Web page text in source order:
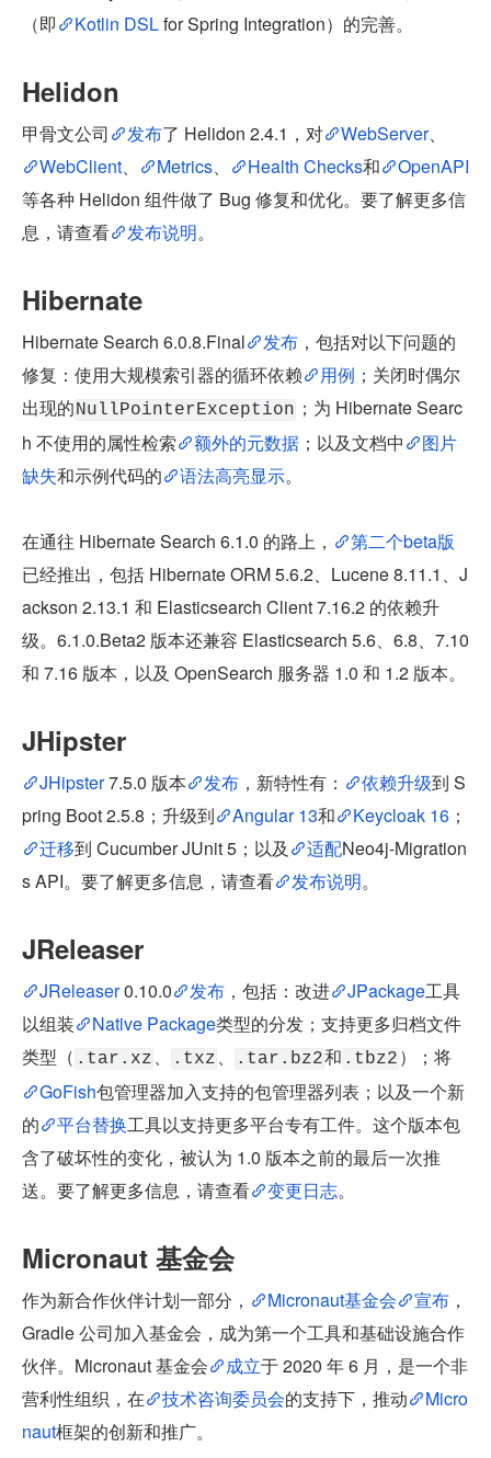
（即
Kotlin DSL for Spring Integration）的完善。
Helidon
甲骨文公司 发布了 Helidon 2.4.1，对 WebServer、
WebClient、 Metrics、 Health Checks和
OpenAPI
等各种 Helidon 组件做了 Bug 修复和优化。要了解更多信
息，请查看
发布说明。
Hibernate
Hibernate Search 6.0.8.Final 发布 ，包括对以下问题的
修复：使用大规模索引器的循环依赖
用例 ；关闭时偶尔
出现的NullPointerException ；为 Hibernate Searc
h 不使用的属性检索
额外的元数据 ；以及文档中
图片
缺失和示例代码的 语法高亮显示。
在通往 Hibernate Search 6.1.0 的路上，
第二个beta版
已经推出，包括 Hibernate ORM 5.6.2、Lucene 8.11.1、J
ackson 2.13.1 和 Elasticsearch Client 7.16.2 的依赖升
级。6.1.0.Beta2 版本还兼容 Elasticsearch 5.6、6.8、7.10
和 7.16 版本，以及 OpenSearch 服务器 1.0 和 1.2 版本。
JHipster
JHipster 7.5.0 版本 发布 ，新特性有： 依赖升级到 S
pring Boot 2.5.8；升级到
Angular 13和 Keycloak 16 ；
迁移到 Cucumber JUnit 5；以及 适配Neo4j-Migration
s API。要了解更多信息，请查看
发布说明。
JReleaser
JReleaser 0.10.0 发布 ，包括：改进 JPackage工具
以组装
Native Package类型的分发；支持更多归档文件
类型（ .tar.xz 、 .txz 、 .tar.bz2和 .tbz2 ）；将
GoFish包管理器加入支持的包管理器列表；以及一个新
的
平台替换工具以支持更多平台专有工件。这个版本包
含了破坏性的变化，被认为 1.0 版本之前的最后一次推
送。要了解更多信息，请查看
变更日志。
Micronaut 基金会
作为新合作伙伴计划一部分， Micronaut基金会 宣布 ，
Gradle 公司加入基金会，成为第一个工具和基础设施合作
伙伴。Micronaut 基金会
成立于 2020 年 6 月，是一个非
营利性组织，在
技术咨询委员会的支持下，推动
Micro
naut框架的创新和推广。